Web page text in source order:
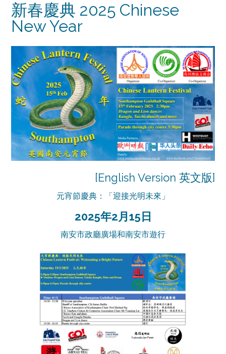
新春慶典 2025 Chinese
New Year
[English Version 英文版]
元宵節慶典：「迎接光明未來」
2025年2月15日
南安市政廳廣場和南安市遊行